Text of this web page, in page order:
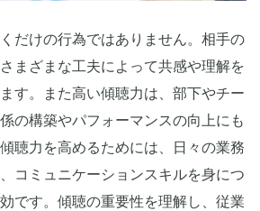
だけの行為ではありません。相手の
まざまな工夫によって共感や理解を
す。また高い傾聴力は、部下やチー
の構築やパフォーマンスの向上にも
聴力を高めるためには、日々の業務
コミュニケーションスキルを身につ
です。傾聴の重要性を理解し、従業